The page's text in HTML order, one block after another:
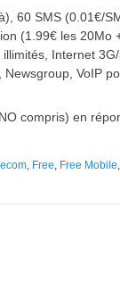
60 SMS (0.01€/
(1.99€ les 20Mo
Internet
Newsgroup, VoIP
compris) en
, Free, Free Mobile